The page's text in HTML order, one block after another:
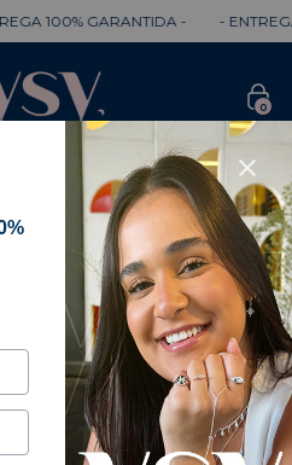
100% GARANTIDA - - ENTREGA
0